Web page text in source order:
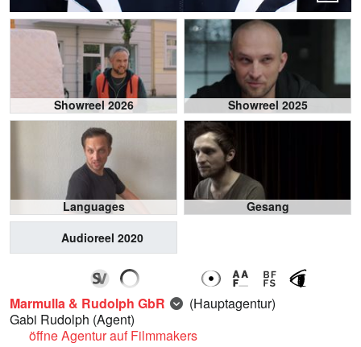
Showreel 2026 Showreel 2025
Languages
Gesang
Audioreel 2020
Marmulla & Rudolph GbR
(Hauptagentur)
Gabi Rudolph (Agent)
öffne Agentur auf Filmmakers